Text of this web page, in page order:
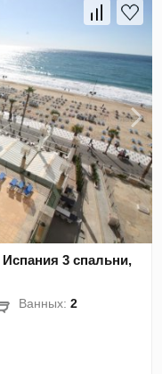
3 спальни,
Ванных:2